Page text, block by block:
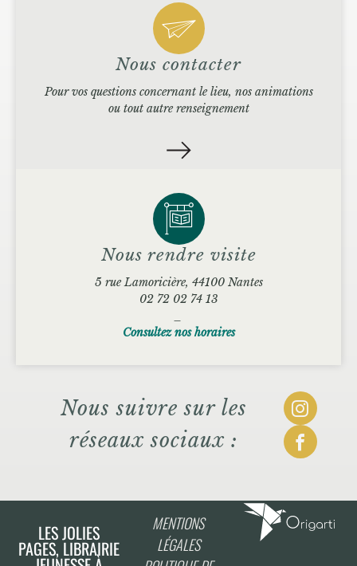
Nous rendre visite
5 rue Lamoricière, 44100 Nantes
02 72 02 74 13
Consultez nos horaires
Nous contacter
Pour vos questions concernant le lieu, nos animations
ou tout autre renseignement
Nous suivre sur les
réseaux sociaux :
LES JOLIES
PAGES, LIBRAIRIE
MENTIONS
LÉGALES